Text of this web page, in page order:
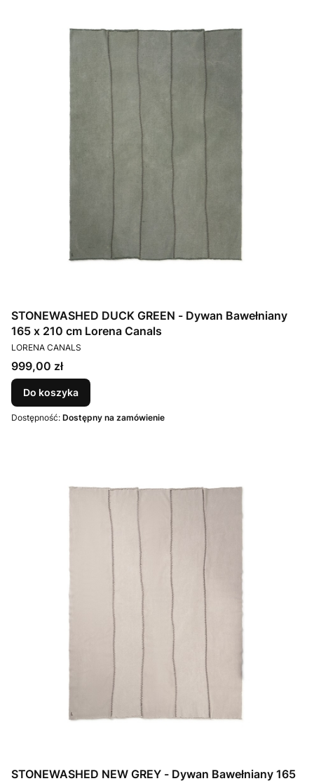
STONEWASHED DUCK GREEN - Dywan Bawełniany
165 x 210 cm Lorena Canals
PRODUCENT
LORENA CANALS
Cena
999,00 zł
Do koszyka
Dostępność: Dostępny na zamówienie
STONEWASHED NEW GREY - Dywan Bawełniany 165